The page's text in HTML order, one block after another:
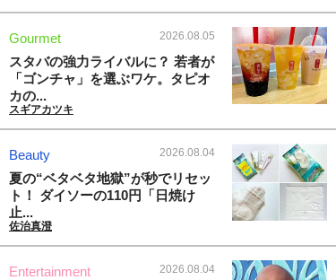
Gourmet 2026.08.05
スタバの強力ライバルに？ 若者が
「ゴンチャ」を選ぶワケ。タピオ
カの...
スギアカツキ
Beauty 2026.08.04
夏の“ベタベタ地獄”が秒でリセッ
ト！ ダイソーの110円「日焼け
止...
佐治真澄
Entertainment 2026.08.04